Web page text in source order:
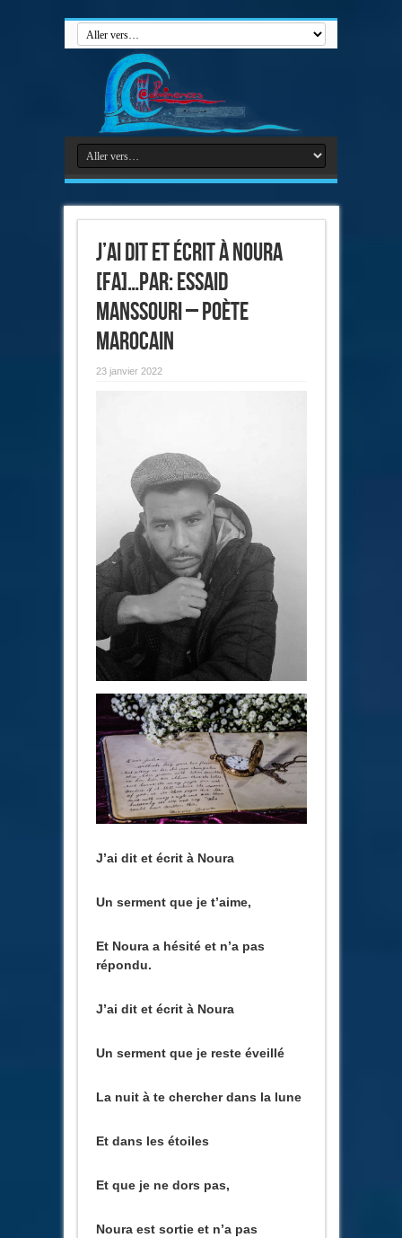
J’ai dit et écrit à Noura
[Fa]…par: Essaid
Manssouri – poète
marocain
23 janvier 2022
J’ai dit et écrit à Noura
Un serment que je t’aime,
Et Noura a hésité et n’a pas
répondu.
J’ai dit et écrit à Noura
Un serment que je reste éveillé
La nuit à te chercher dans la lune
Et dans les étoiles
Et que je ne dors pas,
Noura est sortie et n’a pas